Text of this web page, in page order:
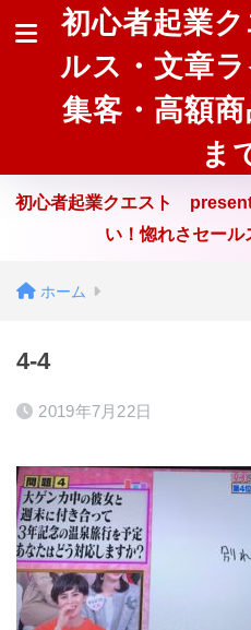
初心者起業
ルス・文章
集客・高額
ま
初心者起業クエスト
い！惚れさセー
ホーム
4-4
2019年7月22日